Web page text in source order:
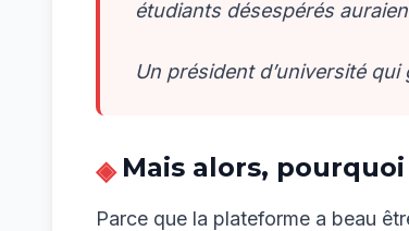
étudiants désespérés
Un président d’université qui
Mais alors,
Parce que la plateforme a beau